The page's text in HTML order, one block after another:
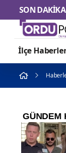
SON DAKİKA
İlçe